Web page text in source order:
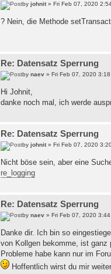
by johnit» Fri Feb 07, 2020
? Nein, die Methode
Re: Datensatz Sperrung
by naev » Fri Feb 07, 2020
Hi Johnit,
danke noch mal, ich werde
Re: Datensatz Sperrung
by johnit» Fri Feb 07, 2020
Nicht böse sein, aber eine
re_logging
Re: Datensatz Sperrung
by naev » Fri Feb 07, 2020
Danke dir. Ich bin so
von Kollgen bekomme, ist
Probleme habe kann nur im
Hoffentlich wirst du mir